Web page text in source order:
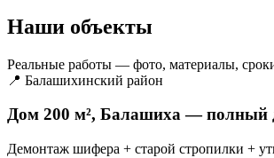
Наши объекты
Реальные работы — фото, материалы,
📍 Балашихинский район
Дом 200 м², Балашиха — полный
Демонтаж шифера + старой стропилки +